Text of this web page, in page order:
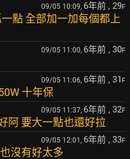
09/05 10:09, 6年前 , 29F
點 全部加一加每個都上
09/05 11:00, 6年前 , 30F
09/05 11:06, 6年前 , 31 F
十年保
09/05 11:37, 6年前 , 32F
阿 要大一點也還好拉
09/05 12:01, 6年前 , 33F
沒有好太多